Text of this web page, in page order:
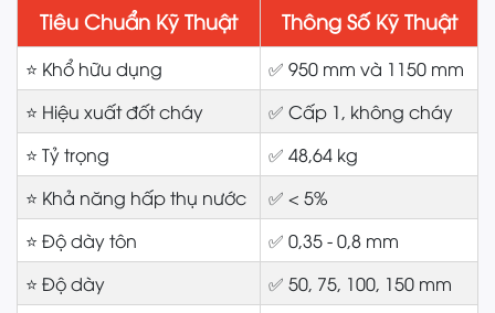
Tiêu Chuẩn Kỹ Thuật Thông Số Kỹ Thuật
⭐ Khổ hữu dụng
✅ 950 mm và 1150 mm
⭐ Hiệu xuất đốt cháy
✅ Cấp 1, không cháy
⭐ Tỷ trọng
✅ 48,64 kg
⭐ Khả năng hấp thụ nước
✅ < 5%
⭐ Độ dày tôn
✅ 0,35 - 0,8 mm
⭐ Độ dày
✅ 50, 75, 100, 150 mm